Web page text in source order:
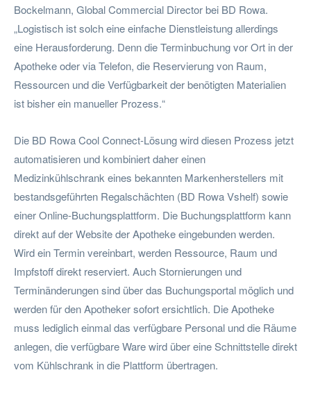
Bockelmann, Global Commercial Director bei BD Rowa.
„Logistisch ist solch eine einfache Dienstleistung allerdings
eine Herausforderung. Denn die Terminbuchung vor Ort in der
Apotheke oder via Telefon, die Reservierung von Raum,
Ressourcen und die Verfügbarkeit der benötigten Materialien
ist bisher ein manueller Prozess.“
Die BD Rowa Cool Connect-Lösung wird diesen Prozess jetzt
automatisieren und kombiniert daher einen
Medizinkühlschrank eines bekannten Markenherstellers mit
bestandsgeführten Regalschächten (BD Rowa Vshelf) sowie
einer Online-Buchungsplattform. Die Buchungsplattform kann
direkt auf der Website der Apotheke eingebunden werden.
Wird ein Termin vereinbart, werden Ressource, Raum und
Impfstoff direkt reserviert. Auch Stornierungen und
Terminänderungen sind über das Buchungsportal möglich und
werden für den Apotheker sofort ersichtlich. Die Apotheke
muss lediglich einmal das verfügbare Personal und die Räume
anlegen, die verfügbare Ware wird über eine Schnittstelle direkt
vom Kühlschrank in die Plattform übertragen.